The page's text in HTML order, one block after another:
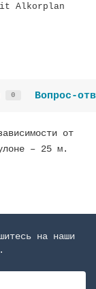
Alkorplan
0 Вопрос-
от
– 25 м.
на наши